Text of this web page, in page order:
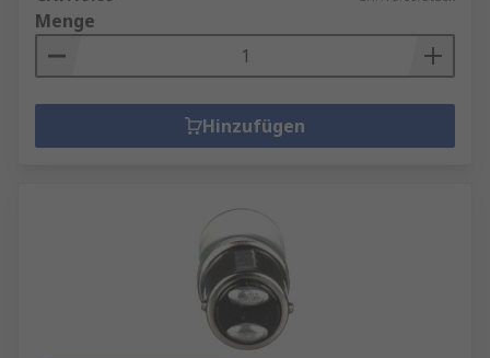
Menge
Hinzufügen